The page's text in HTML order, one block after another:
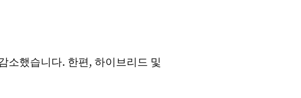
소했습니다. 한편, 하이브리드 및